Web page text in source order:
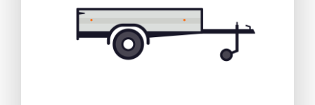
Přívěsy s koly vedle ložné plochy
(překližkové a hliníkové bočnice)